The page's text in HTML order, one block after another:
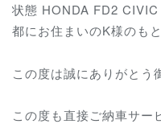
状態 HONDA FD2
都にお住まいのK様のも
この度は誠にありがとう
この度も直接ご納車サー